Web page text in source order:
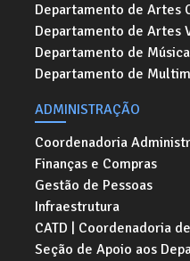
Departamento de Artes
Departamento de Artes
Departamento de Música
Departamento de
ADMINISTRAÇÃO
Coordenadoria
Finanças e Compras
Gestão de Pessoas
Infraestrutura
CATD | Coordenadoria
Seção de Apoio aos